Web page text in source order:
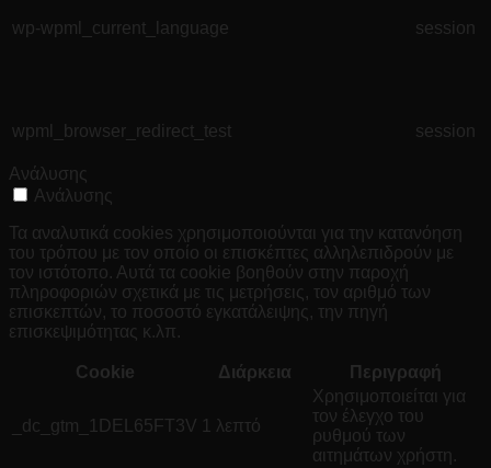
wp-wpml_current_language session
wpml_browser_redirect_test session
Ανάλυσης
Ανάλυσης
Τα αναλυτικά cookies χρησιμοποιούνται για την κατανόηση
του τρόπου με τον οποίο οι επισκέπτες αλληλεπιδρούν με
τον ιστότοπο. Αυτά τα cookie βοηθούν στην παροχή
πληροφοριών σχετικά με τις μετρήσεις, τον αριθμό των
επισκεπτών, το ποσοστό εγκατάλειψης, την πηγή
επισκεψιμότητας κ.λπ.
Cookie Διάρκεια Περιγραφή
_dc_gtm_1DEL65FT3V 1 λεπτό
Χρησιμοποιείται για
τον έλεγχο του
ρυθμού των
αιτημάτων χρήστη.